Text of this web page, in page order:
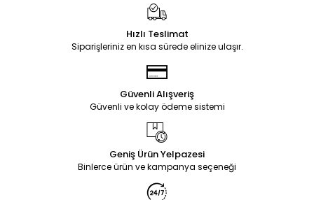
Hızlı Teslimat
Siparişleriniz en kısa sürede elinize ulaşır.
Güvenli Alışveriş
Güvenli ve kolay ödeme sistemi
Geniş Ürün Yelpazesi
Binlerce ürün ve kampanya seçeneği